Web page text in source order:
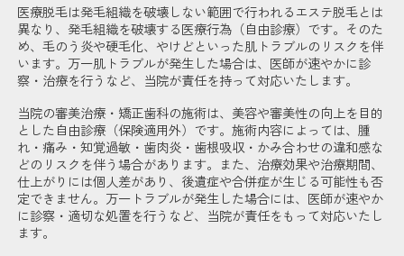
医療脱毛は発毛組織を破壊しない範囲で行われるエステ脱毛とは
異なり、発毛組織を破壊する医療行為（自由診療）です。そのた
め、毛のう炎や硬毛化、やけどといった肌トラブルのリスクを伴
います。万一肌トラブルが発生した場合は、医師が速やかに診
察・治療を行うなど、当院が責任を持って対応いたします。
当院の審美治療・矯正歯科の施術は、美容や審美性の向上を目的
とした自由診療（保険適用外）です。施術内容によっては、腫
れ・痛み・知覚過敏・歯肉炎・歯根吸収・かみ合わせの違和感な
どのリスクを伴う場合があります。また、治療効果や治療期間、
仕上がりには個人差があり、後遺症や合併症が生じる可能性も否
定できません。万一トラブルが発生した場合には、医師が速やか
に診察・適切な処置を行うなど、当院が責任をもって対応いたし
ます。